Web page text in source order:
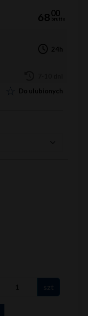
6800
brutto
24h
Do ulubionych
szt